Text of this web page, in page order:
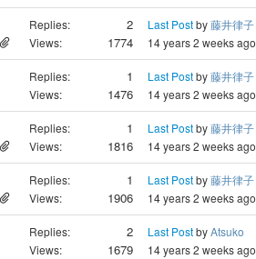
Replies: 2
Views: 1774
Last Postby藤井律子
14 years 2 weeks ago
Replies: 1
Views: 1476
Last Postby藤井律子
14 years 2 weeks ago
Replies: 1
Views: 1816
Last Postby藤井律子
14 years 2 weeks ago
Replies: 1
Views: 1906
Last Postby藤井律子
14 years 2 weeks ago
Replies: 2
Views: 1679
Last PostbyAtsuko
14 years 2 weeks ago